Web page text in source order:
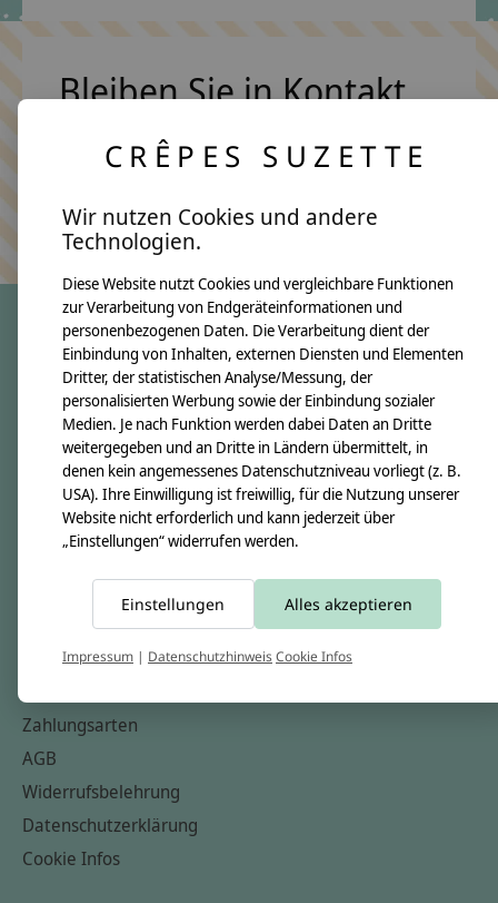
Bleiben Sie in Kontakt
Keine Sorge, wir übertreiben es nicht
crêpes suzette
Über uns
Unsere Creppies
Nähkästchen
Unsere Stoffe
Impressum
Informationen
Kontakt
Zahlungsarten
AGB
Widerrufsbelehrung
Datenschutzerklärung
Cookie Infos
CRÊPES SUZETTE
Wir nutzen Cookies und andere
Technologien.
Diese Website nutzt Cookies und vergleichbare Funktionen
zur Verarbeitung von Endgeräteinformationen und
personenbezogenen Daten. Die Verarbeitung dient der
Einbindung von Inhalten, externen Diensten und Elementen
Dritter, der statistischen Analyse/Messung, der
personalisierten Werbung sowie der Einbindung sozialer
Medien. Je nach Funktion werden dabei Daten an Dritte
weitergegeben und an Dritte in Ländern übermittelt, in
denen kein angemessenes Datenschutzniveau vorliegt (z. B.
USA). Ihre Einwilligung ist freiwillig, für die Nutzung unserer
Website nicht erforderlich und kann jederzeit über
„Einstellungen“ widerrufen werden.
Einstellungen Alles akzeptieren
Impressum | DatenschutzhinweisCookie Infos